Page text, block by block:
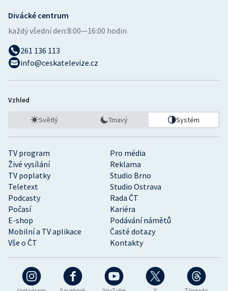
TV program
Pro média
Živé vysílání
Reklama
TV poplatky
Studio Brno
Teletext
Studio Ostrava
Podcasty
Rada ČT
Počasí
Kariéra
E-shop
Podávání námětů
Mobilní a TV aplikace
Časté dotazy
Vše o ČT
Kontakty
Divácké centrum
každý všední den:8:00—16:00 hodin
261 136 113
info@ceskatelevize.cz
Vzhled
Světlý Tmavý Systém